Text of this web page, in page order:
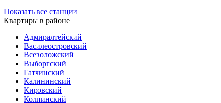
Показать все станции
Квартиры в районе
Адмиралтейский
Василеостровский
Всеволожский
Выборгский
Гатчинский
Калининский
Кировский
Колпинский